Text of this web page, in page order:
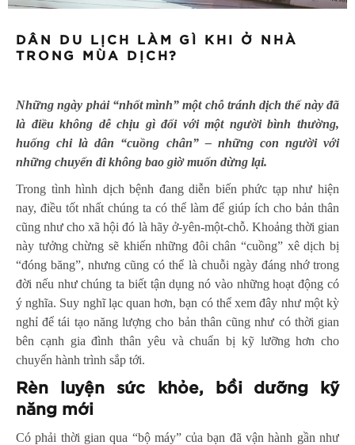
DÂN DU LỊCH LÀM GÌ KHI Ở NHÀ
TRONG MÙA DỊCH?
Những ngày phải “nhốt mình” một chỗ tránh dịch thế này đã
là điều không dễ chịu gì đối với một người bình thường,
huống chi là dân “cuồng chân” – những con người với
những chuyến đi không bao giờ muốn dừng lại.
Trong tình hình dịch bệnh đang diễn biến phức tạp như hiện
nay, điều tốt nhất chúng ta có thể làm để giúp ích cho bản thân
cũng như cho xã hội đó là hãy ở-yên-một-chỗ. Khoảng thời gian
này tưởng chừng sẽ khiến những đôi chân “cuồng” xê dịch bị
“đóng băng”, nhưng cũng có thể là chuỗi ngày đáng nhớ trong
đời nếu như chúng ta biết tận dụng nó vào những hoạt động có
ý nghĩa. Suy nghĩ lạc quan hơn, bạn có thể xem đây như một kỳ
nghỉ để tái tạo năng lượng cho bản thân cũng như có thời gian
bên cạnh gia đình thân yêu và chuẩn bị kỹ lưỡng hơn cho
chuyến hành trình sắp tới.
Rèn luyện sức khỏe, bồi dưỡng kỹ
năng mới
Có phải thời gian qua “bộ máy” của bạn đã vận hành gần như